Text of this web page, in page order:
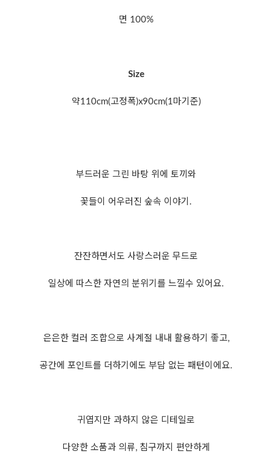
면 100%
Size
약110cm(고정폭)x90cm(1마기준)
부드러운 그린 바탕 위에 토끼와
꽃들이 어우러진 숲속 이야기.
잔잔하면서도 사랑스러운 무드로
일상에 따스한 자연의 분위기를 느낄수 있어요.
은은한 컬러 조합으로 사계절 내내 활용하기 좋고,
공간에 포인트를 더하기에도 부담 없는 패턴이에요.
귀엽지만 과하지 않은 디테일로
다양한 소품과 의류, 침구까지 편안하게